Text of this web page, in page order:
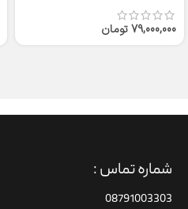
79,000,000تومان
شماره تماس :
08791003303